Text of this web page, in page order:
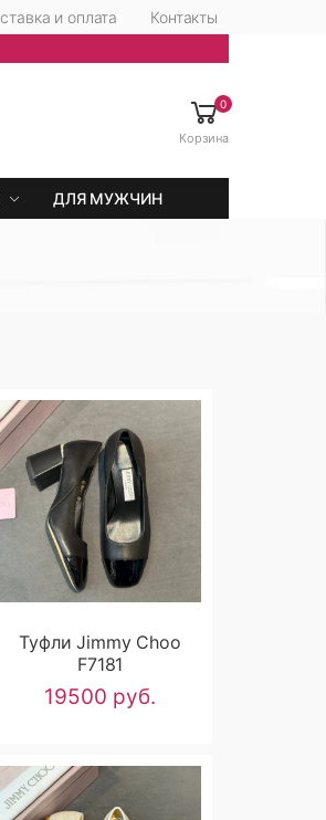
и оплата
Контакты
0
Корзина
ДЛЯ МУЖЧИН
Туфли Jimmy Choo
F7181
19500 руб.